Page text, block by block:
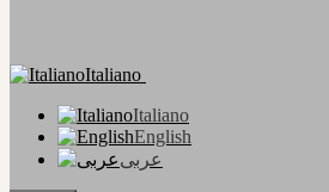
Italiano
Italiano
English
عربى